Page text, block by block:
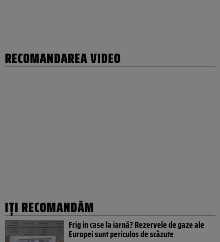
RECOMANDAREA VIDEO
IȚI RECOMANDĂM
Frig în case la iarnă? Rezervele de gaze ale
Europei sunt periculos de scăzute